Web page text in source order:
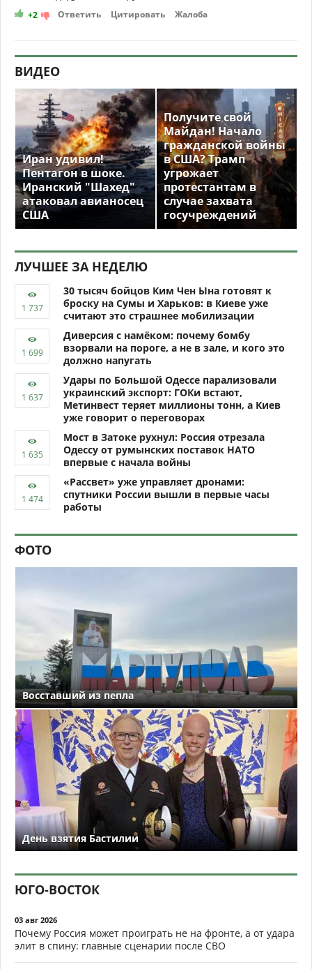
+2 Ответить Цитировать Жалоба
ВИДЕО
Иран удивил!
Пентагон в шоке.
Иранский "Шахед"
атаковал авианосец
США
Получите свой
Майдан! Начало
гражданской войны
в США? Трамп
угрожает
протестантам в
случае захвата
госучреждений
ЛУЧШЕЕ ЗА НЕДЕЛЮ
30 тысяч бойцов Ким Чен Ына готовят к
броску на Сумы и Харьков: в Киеве уже
считают это страшнее мобилизации
Диверсия с намёком: почему бомбу
взорвали на пороге, а не в зале, и кого это
должно напугать
Удары по Большой Одессе парализовали
украинский экспорт: ГОКи встают,
Метинвест теряет миллионы тонн, а Киев
уже говорит о переговорах
Мост в Затоке рухнул: Россия отрезала
Одессу от румынских поставок НАТО
впервые с начала войны
«Рассвет» уже управляет дронами:
спутники России вышли в первые часы
работы
ФОТО
Восставший из пепла
День взятия Бастилии
ЮГО-ВОСТОК
03 авг 2026
Почему Россия может проиграть не на фронте, а от удара
элит в спину: главные сценарии после СВО